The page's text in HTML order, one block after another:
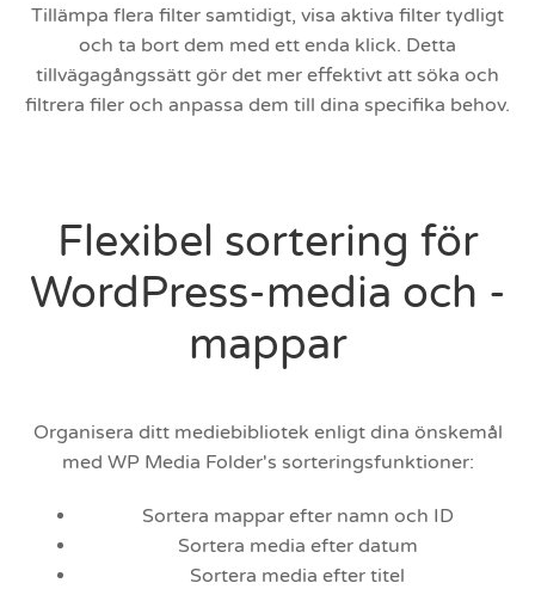
Tillämpa flera filter samtidigt, visa aktiva filter tydligt
och ta bort dem med ett enda klick. Detta
tillvägagångssätt gör det mer effektivt att söka och
filtrera filer och anpassa dem till dina specifika behov.
Flexibel sortering för
WordPress-media och -
mappar
Organisera ditt mediebibliotek enligt dina önskemål
med WP Media Folder's sorteringsfunktioner:
Sortera mappar efter namn och ID
Sortera media efter datum
Sortera media efter titel